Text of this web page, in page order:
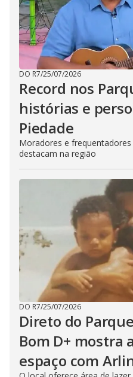
DO R7/25/07/2026
Record nos
histórias e
Piedade
Moradores e
destacam na região
DO R7/25/07/2026
Direto do
Bom D+ mostra
espaço com